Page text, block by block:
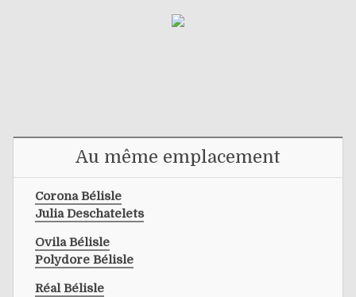
Au même emplacement
Corona Bélisle
Julia Deschatelets
Ovila Bélisle
Polydore Bélisle
Réal Bélisle